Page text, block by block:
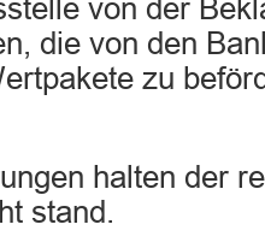
von der
die von den
zu
halten der
stand.